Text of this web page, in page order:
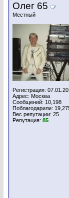
Олег 65
Местный
Регистрация:
Адрес: Москва
Сообщений: 10,198
Поблагодарили:
Вес репутации: 25
Репутация: 85